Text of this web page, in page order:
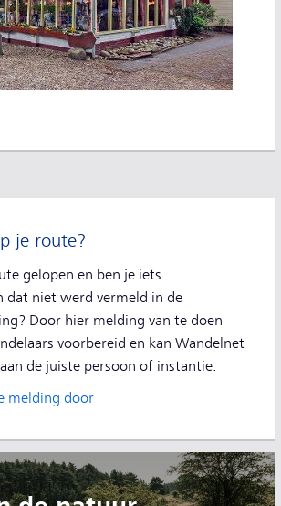
je route?
gelopen en ben je iets
dat niet werd vermeld in de
Door hier melding van te doen
voorbereid en kan Wandelnet
de juiste persoon of instantie.
melding door